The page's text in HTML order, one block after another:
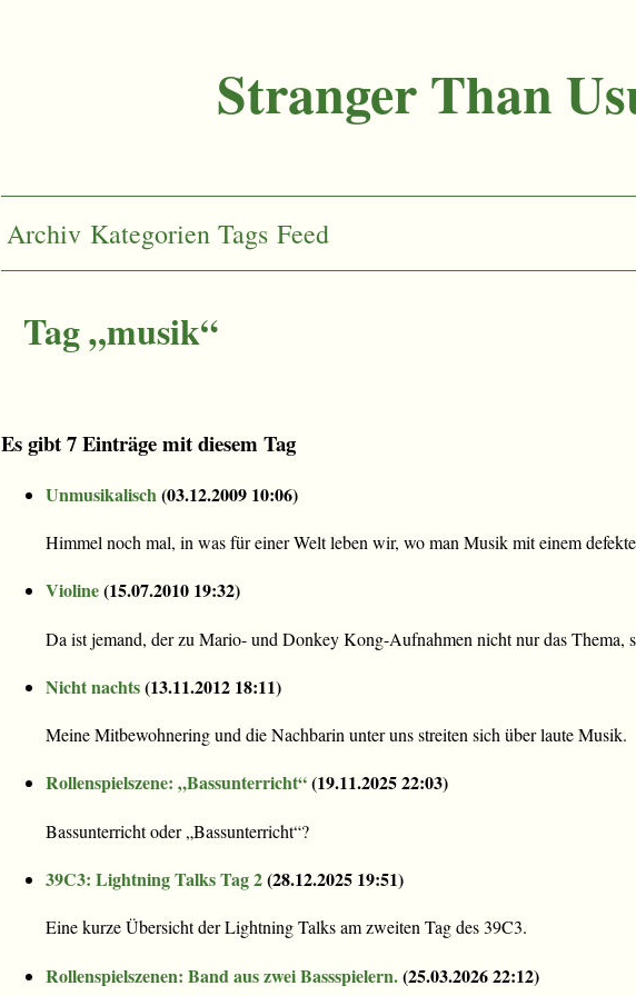
Stranger Than
Archiv Kategorien Tags Feed
Tag „musik“
Es gibt 7 Einträge mit diesem Tag
Unmusikalisch(03.12.2009 10:06)
Himmel noch mal, in was für einer Welt leben wir, wo man Musik mit einem
Violine(15.07.2010 19:32)
Da ist jemand, der zu Mario- und Donkey Kong-Aufnahmen nicht nur das Thema,
Nicht nachts(13.11.2012 18:11)
Meine Mitbewohnering und die Nachbarin unter uns streiten sich über laute Musik.
Rollenspielszene: „Bassunterricht“(19.11.2025 22:03)
Bassunterricht oder „Bassunterricht“?
39C3: Lightning Talks Tag 2(28.12.2025 19:51)
Eine kurze Übersicht der Lightning Talks am zweiten Tag des 39C3.
Rollenspielszenen: Band aus zwei Bassspielern.(25.03.2026 22:12)